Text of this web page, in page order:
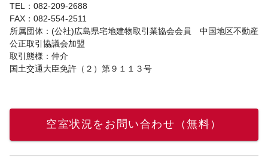
TEL：082-209-2688
FAX：082-554-2511
所属団体：(公社)広島県宅地建物取引業協会会員 中国地区不動産
公正取引協議会加盟
取引態様：仲介
国土交通大臣免許（２）第９１１３号
空室状況をお問い合わせ（無料）